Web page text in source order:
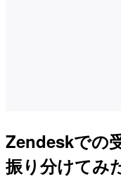
Zendeskでの
振り分けてみ